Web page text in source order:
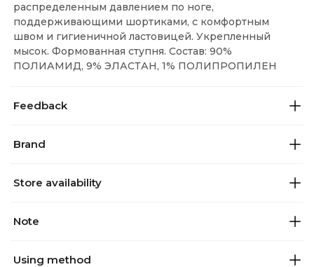
распределенным давлением по ноге,
поддерживающими шортиками, с комфортным
швом и гигиеничной ластовицей. Укрепленный
мысок. Формованная ступня. Состав: 90%
ПОЛИАМИД, 9% ЭЛАСТАН, 1% ПОЛИПРОПИЛЕН
Feedback
Brand
Store availability
Note
Using method